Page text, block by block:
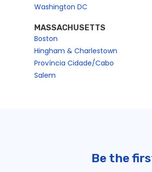
Washington DC
MASSACHUSETTS
Boston
Hingham & Charlestown
Província Cidade/Cabo
Salem